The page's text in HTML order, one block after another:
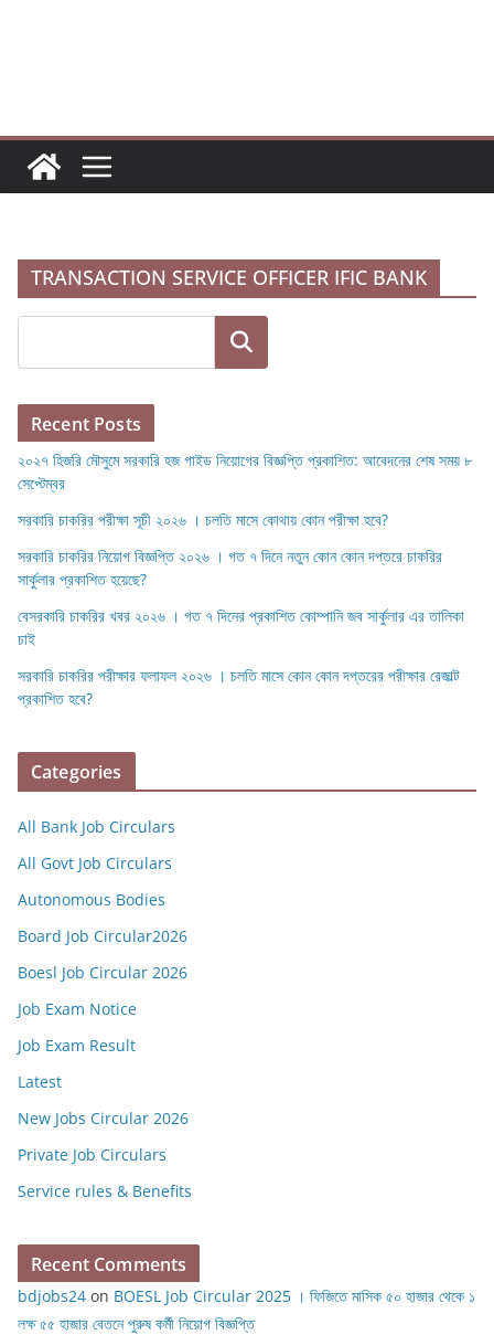
TRANSACTION SERVICE OFFICER IFIC BANK
Search
Recent Posts
২০২৭ হিজরি মৌসুমে সরকারি হজ গাইড নিয়োগের বিজ্ঞপ্তি প্রকাশিত: আবেদনের শেষ সময় ৮
সেপ্টেম্বর
সরকারি চাকরির পরীক্ষা সূচী ২০২৬ । চলতি মাসে কোথায় কোন পরীক্ষা হবে?
সরকারি চাকরির নিয়োগ বিজ্ঞপ্তি ২০২৬ । গত ৭ দিনে নতুন কোন কোন দপ্তরে চাকরির
সার্কুলার প্রকাশিত হয়েছে?
বেসরকারি চাকরির খবর ২০২৬ । গত ৭ দিনের প্রকাশিত কোম্পানি জব সার্কুলার এর তালিকা
চাই
সরকারি চাকরির পরীক্ষার ফলাফল ২০২৬ । চলতি মাসে কোন কোন দপ্তরের পরীক্ষার রেজাল্ট
প্রকাশিত হবে?
Categories
All Bank Job Circulars
All Govt Job Circulars
Autonomous Bodies
Board Job Circular2026
Boesl Job Circular 2026
Job Exam Notice
Job Exam Result
Latest
New Jobs Circular 2026
Private Job Circulars
Service rules & Benefits
Recent Comments
bdjobs24 on BOESL Job Circular 2025 । ফিজিতে মাসিক ৫০ হাজার থেকে ১
লক্ষ ৫৫ হাজার বেতনে পুরুষ কর্মী নিয়োগ বিজ্ঞপ্তি